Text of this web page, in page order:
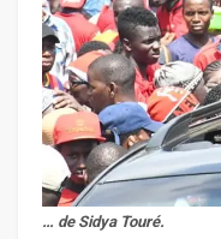
… de Sidya Touré.